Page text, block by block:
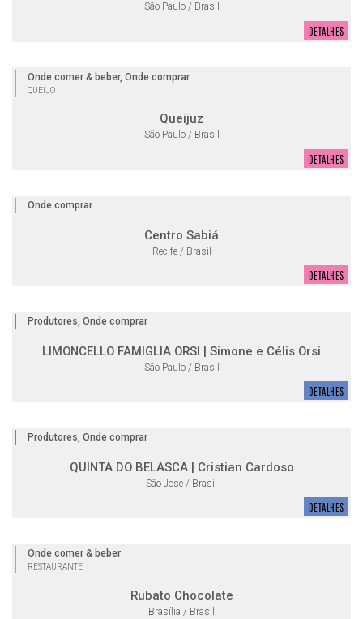
São Paulo / Brasil
DETALHES
Onde comer & beber, Onde comprar
QUEIJO
Queijuz
São Paulo / Brasil
DETALHES
Onde comprar
Centro Sabiá
Recife / Brasil
DETALHES
Produtores, Onde comprar
LIMONCELLO FAMIGLIA ORSI | Simone e Célis Orsi
São Paulo / Brasil
DETALHES
Produtores, Onde comprar
QUINTA DO BELASCA | Cristian Cardoso
São José / Brasil
DETALHES
Onde comer & beber
RESTAURANTE
Rubato Chocolate
Brasília / Brasil